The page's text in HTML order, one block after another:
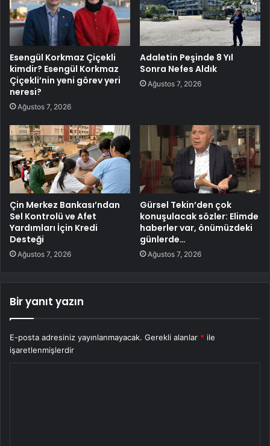
Esengül Korkmaz Çiçekli
kimdir? Esengül Korkmaz
Çiçekli’nin yeni görev yeri
neresi?
Ağustos 7, 2026
Adaletin Peşinde 8 Yıl
Sonra Nefes Aldık
Ağustos 7, 2026
Çin Merkez Bankası’ndan
Sel Kontrolü ve Afet
Yardımları İçin Kredi
Desteği
Ağustos 7, 2026
Gürsel Tekin’den çok
konuşulacak sözler: Elimde
haberler var, önümüzdeki
günlerde…
Ağustos 7, 2026
Bir yanıt yazın
E-posta adresiniz yayınlanmayacak. Gerekli alanlar * ile
işaretlenmişlerdir